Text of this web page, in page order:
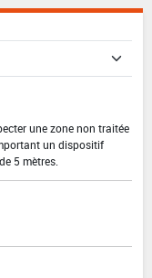
une zone non traitée
un dispositif
5 mètres.